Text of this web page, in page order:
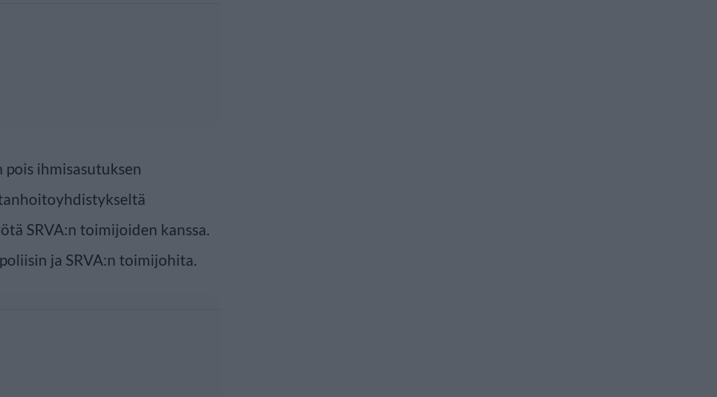
pois ihmisasutuksen
SRVA:n toimijoiden kanssa.
ja SRVA:n toimijohita.